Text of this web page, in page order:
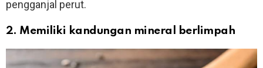
pengganjal perut.
2. Memiliki kandungan mineral berlimpah